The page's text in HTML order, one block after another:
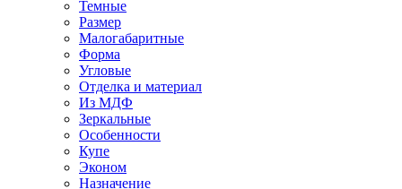
Темные
Размер
Малогабаритные
Форма
Угловые
Отделка и материал
Из МДФ
Зеркальные
Особенности
Купе
Эконом
Назначение